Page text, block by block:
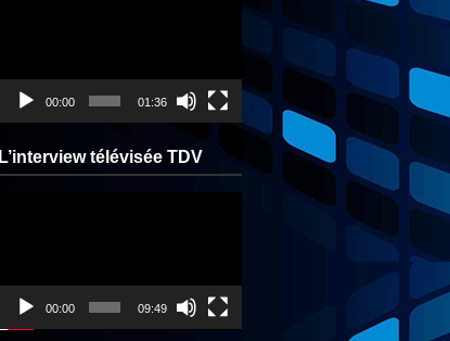
00:00 01:36
L’interview télévisée TDV
00:00 09:49